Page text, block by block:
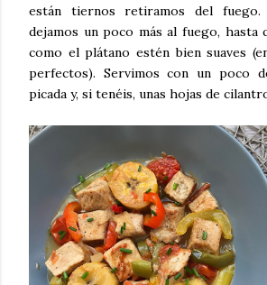
están tiernos retiramos del fuego.
dejamos un poco más al fuego, hasta
como el plátano estén bien suaves
perfectos). Servimos con un poco
picada y, si tenéis, unas hojas de